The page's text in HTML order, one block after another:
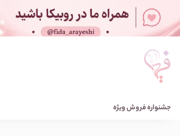
جشنواره فروش ویژه